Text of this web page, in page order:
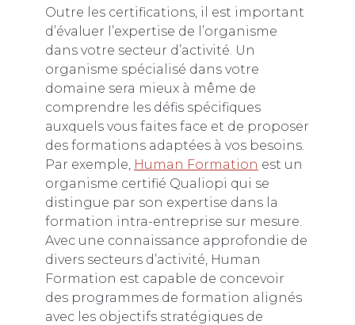
Outre les certifications, il est important
d’évaluer l’expertise de l’organisme
dans votre secteur d’activité. Un
organisme spécialisé dans votre
domaine sera mieux à même de
comprendre les défis spécifiques
auxquels vous faites face et de proposer
des formations adaptées à vos besoins.
Par exemple, Human Formation est un
organisme certifié Qualiopi qui se
distingue par son expertise dans la
formation intra-entreprise sur mesure.
Avec une connaissance approfondie de
divers secteurs d’activité, Human
Formation est capable de concevoir
des programmes de formation alignés
avec les objectifs stratégiques de